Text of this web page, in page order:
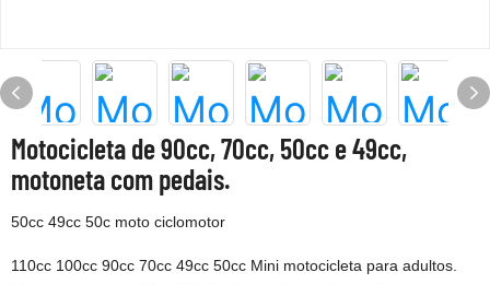
Motocicleta de 90cc, 70cc, 50cc e 49cc,
motoneta com pedais.
50cc 49cc 50c moto ciclomotor
110cc 100cc 90cc 70cc 49cc 50cc Mini motocicleta para adultos.